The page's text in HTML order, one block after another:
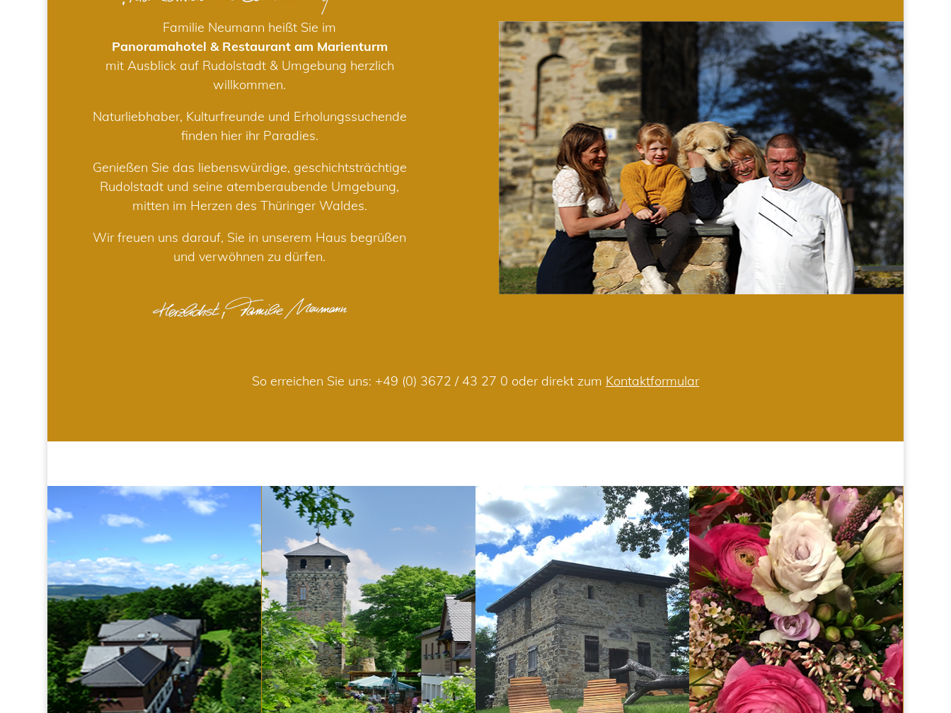
Familie Neumann heißt Sie im
Panoramahotel & Restaurant am Marienturm
mit Ausblick auf Rudolstadt & Umgebung herzlich
willkommen.
Naturliebhaber, Kulturfreunde und Erholungssuchende
finden hier ihr Paradies.
Genießen Sie das liebenswürdige, geschichtsträchtige
Rudolstadt und seine atemberaubende Umgebung,
mitten im Herzen des Thüringer Waldes.
Wir freuen uns darauf, Sie in unserem Haus begrüßen
und verwöhnen zu dürfen.
So erreichen Sie uns: +49 (0) 3672 / 43 27 0 oder direkt zum Kontaktformular
HOTEL RESTAURANT WELLNESS HOCHZEIT